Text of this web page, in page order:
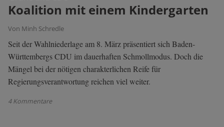
Koalition mit einem Kindergarten
Von Minh Schredle
Seit der Wahlniederlage am 8. März präsentiert sich Baden-
Württembergs CDU im dauerhaften Schmollmodus. Doch die
Mängel bei der nötigen charakterlichen Reife für
Regierungsverantwortung reichen viel weiter.
4 Kommentare